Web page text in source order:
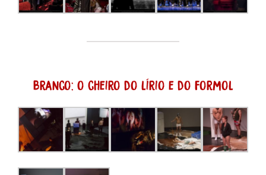
Branco: o cheiro do lírio e do formol